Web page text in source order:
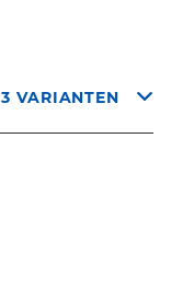
3 VARIANTEN